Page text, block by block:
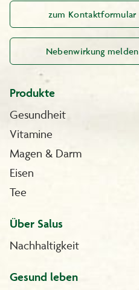
zum Kontaktformular
Nebenwirkung melden
Produkte
Gesundheit
Vitamine
Magen & Darm
Eisen
Tee
Über Salus
Nachhaltigkeit
Gesund leben